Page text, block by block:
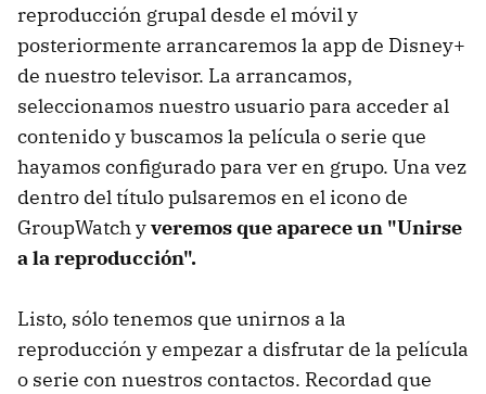
reproducción grupal desde el móvil y
posteriormente arrancaremos la app de Disney+
de nuestro televisor. La arrancamos,
seleccionamos nuestro usuario para acceder al
contenido y buscamos la película o serie que
hayamos configurado para ver en grupo. Una vez
dentro del título pulsaremos en el icono de
GroupWatch yveremos que aparece un "Unirse
a la reproducción".
Listo, sólo tenemos que unirnos a la
reproducción y empezar a disfrutar de la película
o serie con nuestros contactos. Recordad que